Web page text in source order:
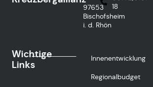
97653
Bischofsheim
i. d. Rhön
18
Wichtige
Links
Innenentwicklung
Regionalbudget